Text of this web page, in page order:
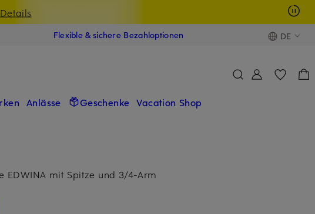
Details
Flexible & sichere Bezahloptionen DE
Anlässe Geschenke Vacation Shop
EDWINA mit Spitze und 3/4-Arm